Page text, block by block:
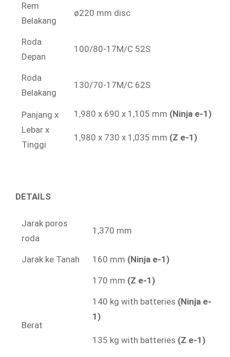
Rem
Belakang
ø220 mm disc
Roda
Depan
100/80-17M/C 52S
Roda
Belakang
130/70-17M/C 62S
Panjang x
Lebar x
Tinggi
1,980 x 690 x 1,105 mm (Ninja e-1)
1,980 x 730 x 1,035 mm (Z e-1)
DETAILS
Jarak poros
roda
1,370 mm
Jarak ke Tanah 160 mm (Ninja e-1)
170 mm (Z e-1)
Berat
140 kg with batteries (Ninja e-
1)
135 kg with batteries (Z e-1)